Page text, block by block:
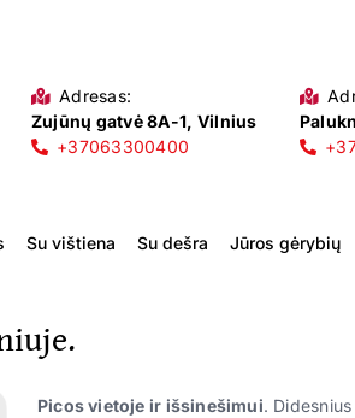
Adresas:
Zujūnų gatvė 8A-1, Vilnius
+37063300400
Su vištiena Su dešra Jūros gėrybių
Picos vietoje ir išsinešimui. Didesnius